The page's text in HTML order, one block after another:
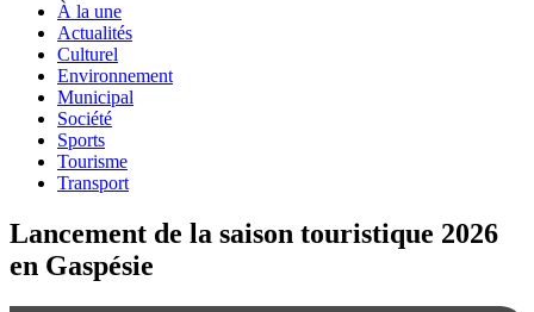
À la une
Actualités
Culturel
Environnement
Municipal
Société
Sports
Tourisme
Transport
Lancement de la saison touristique 2026
en Gaspésie